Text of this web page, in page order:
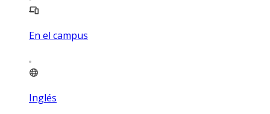
En el campus
Inglés